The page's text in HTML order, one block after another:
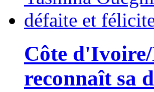
Côte
reconnaît sa